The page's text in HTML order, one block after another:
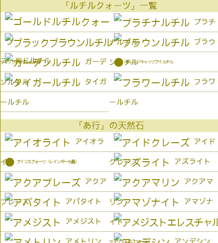
「ルチルクォーツ」一覧
ゴールドルチル
プラチ
ナルチル
ブラックブラウンルチル
ブラウ
ンルチル
ガーデ
ンルチル
● オレンジキャッツアイルチル
タイガ
ールチル
フラワ
ールチル
「あ行」の天然石
アイオラ
イト
アイド
クレーズ
● アイリスクォーツ（レインボー水晶） アズライト
アクア
プレーズ
アクアマ
リン
アパタイト アマゾナ
イト
アメジスト
アメジストエレスチャル
アメトリン アンデシン